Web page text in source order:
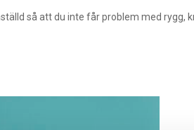
så att du inte får problem med rygg,